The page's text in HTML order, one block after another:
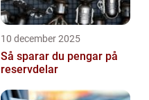
10 december 2025
Så sparar du pengar på
reservdelar